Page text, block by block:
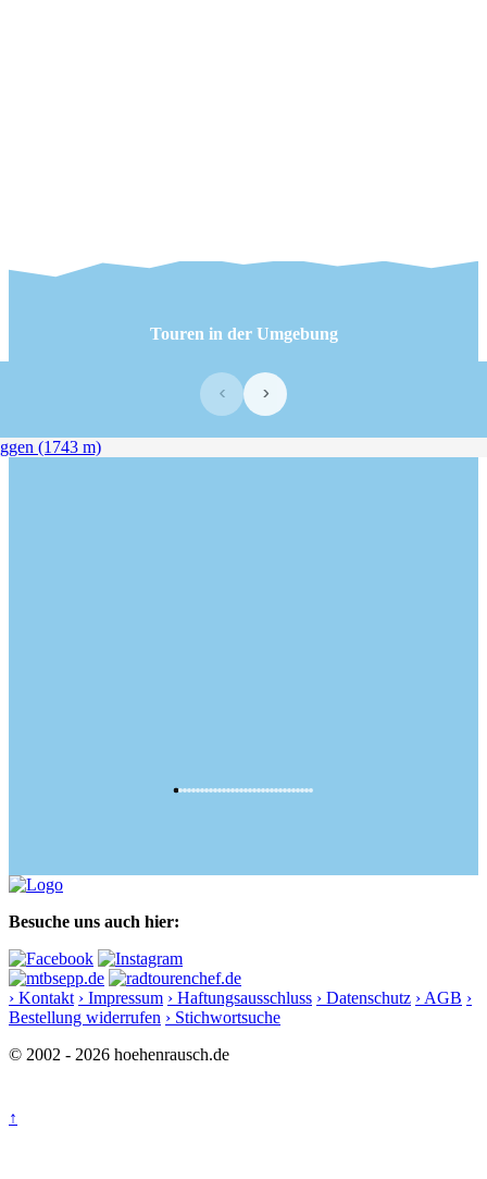
Touren in der Umgebung
‹ ›
Besuche uns auch hier:
› Kontakt › Impressum › Haftungsausschluss › Datenschutz › AGB ›
Bestellung widerrufen › Stichwortsuche
© 2002 - 2026 hoehenrausch.de
↑